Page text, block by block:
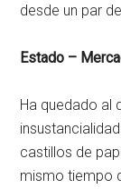
desde un par
Estado –
Ha quedado al
castillos de
mismo tiempo